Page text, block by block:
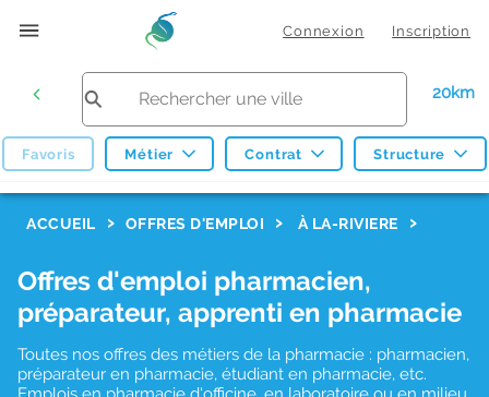
Connexion Inscription
20km
Favoris Métier Contrat Structure
ACCUEIL OFFRES D'EMPLOI À LA-RIVIERE
Offres d'emploi pharmacien,
préparateur, apprenti en pharmacie
Toutes nos offres des métiers de la pharmacie : pharmacien,
préparateur en pharmacie, étudiant en pharmacie, etc.